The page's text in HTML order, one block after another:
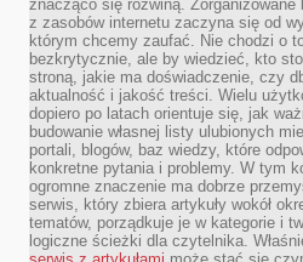
znacząco się rozwiną. Zorganizowane
z zasobów internetu zaczyna się od
którym chcemy zaufać. Nie chodzi o
bezkrytycznie, ale by wiedzieć, kto
stroną, jakie ma doświadczenie, czy
aktualność i jakość treści. Wielu
dopiero po latach orientuje się, jak
budowanie własnej listy ulubionych
portali, blogów, baz wiedzy, które
konkretne pytania i problemy. W tym
ogromne znaczenie ma dobrze
serwis, który zbiera artykuły wokół
tematów, porządkuje je w kategorie i
logiczne ścieżki dla czytelnika.